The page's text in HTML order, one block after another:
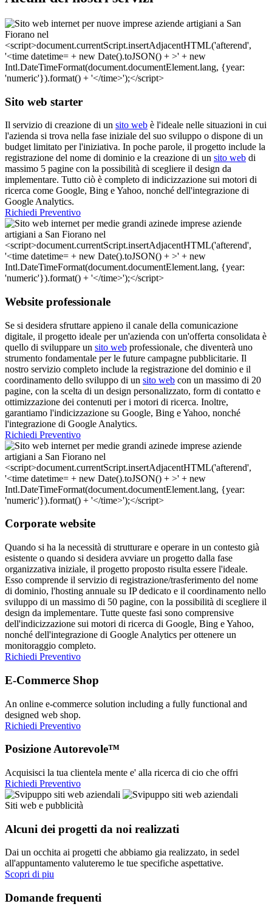
Sito web starter
Il servizio di creazione di un sito web è l'ideale nelle situazioni in cui
l'azienda si trova nella fase iniziale del suo sviluppo o dispone di un
budget limitato per l'iniziativa. In poche parole, il progetto include la
registrazione del nome di dominio e la creazione di un sito web di
massimo 5 pagine con la possibilità di scegliere il design da
implementare. Tutto ciò è completo di indicizzazione sui motori di
ricerca come Google, Bing e Yahoo, nonché dell'integrazione di
Google Analytics.
Richiedi Preventivo
Website professionale
Se si desidera sfruttare appieno il canale della comunicazione
digitale, il progetto ideale per un'azienda con un'offerta consolidata è
quello di sviluppare un sito web professionale, che diventerà uno
strumento fondamentale per le future campagne pubblicitarie. Il
nostro servizio completo include la registrazione del dominio e il
coordinamento dello sviluppo di un sito web con un massimo di 20
pagine, con la scelta di un design personalizzato, form di contatto e
ottimizzazione dei contenuti per i motori di ricerca. Inoltre,
garantiamo l'indicizzazione su Google, Bing e Yahoo, nonché
l'integrazione di Google Analytics.
Richiedi Preventivo
Corporate website
Quando si ha la necessità di strutturare e operare in un contesto già
esistente o quando si desidera avviare un progetto dalla fase
organizzativa iniziale, il progetto proposto risulta essere l'ideale.
Esso comprende il servizio di registrazione/trasferimento del nome
di dominio, l'hosting annuale su IP dedicato e il coordinamento nello
sviluppo di un massimo di 50 pagine, con la possibilità di scegliere il
design da implementare. Tutte queste fasi sono comprensive
dell'indicizzazione sui motori di ricerca di Google, Bing e Yahoo,
nonché dell'integrazione di Google Analytics per ottenere un
monitoraggio completo.
Richiedi Preventivo
E-Commerce Shop
An online e-commerce solution including a fully functional and
designed web shop.
Richiedi Preventivo
Posizione Autorevole™
Acquisisci la tua clientela mente e' alla ricerca di cio che offri
Richiedi Preventivo
Siti web e pubblicità
Alcuni dei progetti da noi realizzati
Dai un occhita ai progetti che abbiamo gia realizzato, in sedel
all'appuntamento valuteremo le tue specifiche aspettative.
Scopri di piu
Domande frequenti